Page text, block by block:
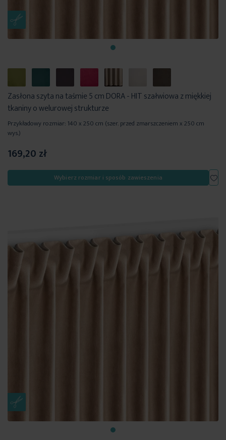
Zasłona szyta na taśmie 5 cm DORA - HIT szałwiowa z miękkiej
tkaniny o welurowej strukturze
Przykładowy rozmiar: 140 x 250 cm (szer. przed zmarszczeniem x 250 cm
wys.)
169,20 zł
Wybierz rozmiar i sposób zawieszenia